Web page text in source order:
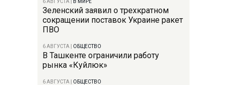
6 АВГУСТА В МИРЕ
Зеленский заявил о трехкратном
сокращении поставок Украине ракет
ПВО
6 АВГУСТА ОБЩЕСТВО
В Ташкенте ограничили работу
рынка «Куйлюк»
6 АВГУСТА ОБЩЕСТВО